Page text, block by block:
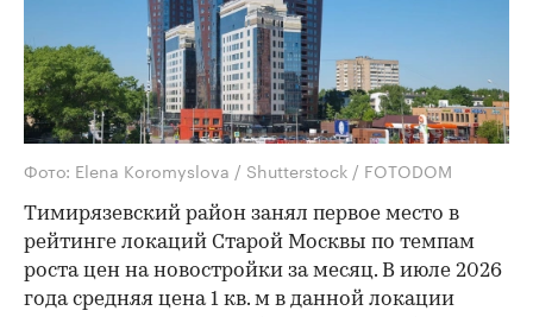
Фото: Elena Koromyslova / Shutterstock / FOTODOM
Тимирязевский район занял первое место в
рейтинге локаций Старой Москвы по темпам
роста цен на новостройки за месяц. В июле 2026
года средняя цена 1 кв. м в данной локации